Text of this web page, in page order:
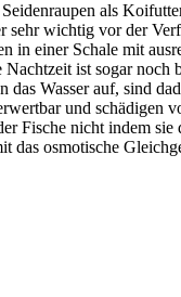
als
sehr wichtig vor der
in einer Schale mit
ist sogar noch
das Wasser auf, sind
und schädigen
Fische nicht indem sie
das osmotische